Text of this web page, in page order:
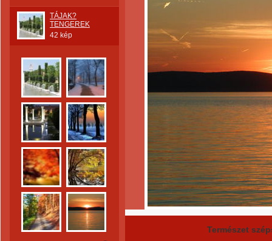
TÁJAK?
TENGEREK
42 kép
Természet